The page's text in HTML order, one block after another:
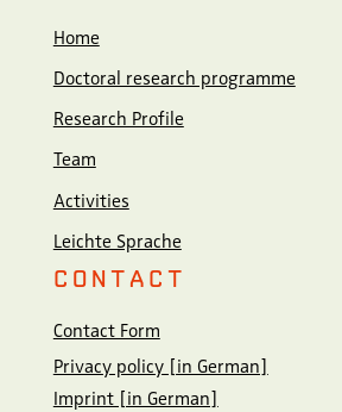
Home
Doctoral research programme
Research Profile
Team
Activities
Leichte Sprache
CONTACT
Contact Form
Privacy policy [in German]
Imprint [in German]